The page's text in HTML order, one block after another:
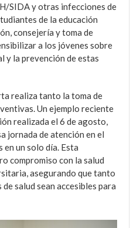
SIDA y otras infecciones de
de la educación
consejería y toma de
a los jóvenes sobre
y la prevención de estas
realiza tanto la toma de
Un ejemplo reciente
realizada el 6 de agosto,
jornada de atención en el
un solo día. Esta
compromiso con la salud
asegurando que tanto
salud sean accesibles para